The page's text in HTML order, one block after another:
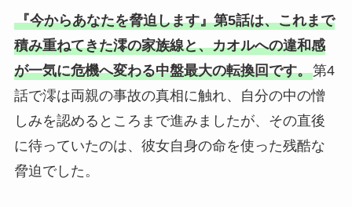
『今からあなたを脅迫します』第5話は、これまで
積み重ねてきた澪の家族線と、カオルへの違和感
が一気に危機へ変わる中盤最大の転換回です。第4
話で澪は両親の事故の真相に触れ、自分の中の憎
しみを認めるところまで進みましたが、その直後
に待っていたのは、彼女自身の命を使った残酷な
脅迫でした。